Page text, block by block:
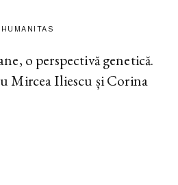
o perspectivă genetică.
Mircea Iliescu și Corina